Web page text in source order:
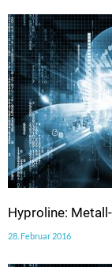
Hyproline:
28. Februar 2016